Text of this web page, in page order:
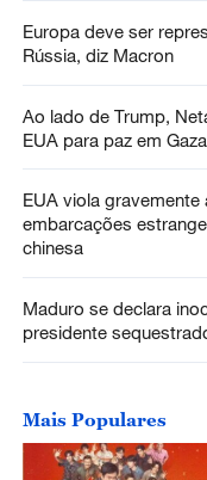
Europa deve ser
Rússia, diz Macron
Ao lado de Trump,
EUA para paz em Gaza
EUA viola gravemente
embarcações
chinesa
Maduro se declara
presidente
Mais Populares